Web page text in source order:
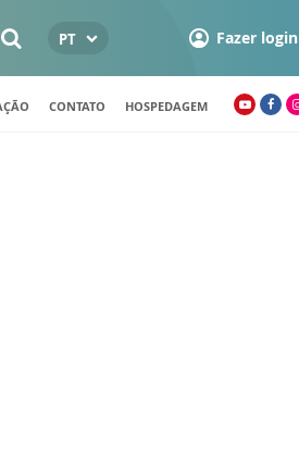
PT Fazer login
CONTATO HOSPEDAGEM